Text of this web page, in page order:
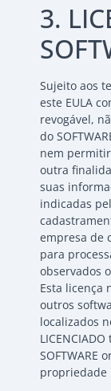
3.
Sujeito aos
este EULA
revogável,
do
nem permitir
outra
suas
indicadas
empresa de
para
observados
Esta licença
outros
localizados
SOFTWARE
propriedade